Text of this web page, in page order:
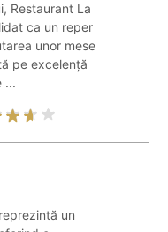
Restaurant La
ca un reper
unor mese
pe excelență
...
un